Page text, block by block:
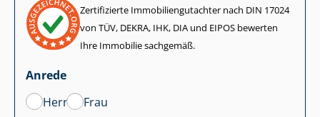
Zertifizierte Im­mo­bi­li­en­gut­ach­ter nach DIN 17024
von TÜV, DEKRA, IHK, DIA und EIPOS bewerten
Ihre Immobilie sachgemäß.
Anrede
Herr
Frau